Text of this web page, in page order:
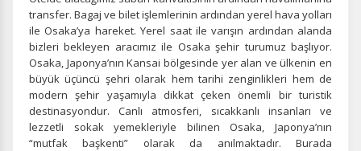
transfer. Bagaj ve bilet işlemlerinin ardından yerel hava yolları
ile Osaka’ya hareket. Yerel saat ile varışın ardından alanda
bizleri bekleyen aracımız ile Osaka şehir turumuz başlıyor.
Osaka, Japonya’nın Kansai bölgesinde yer alan ve ülkenin en
büyük üçüncü şehri olarak hem tarihi zenginlikleri hem de
modern şehir yaşamıyla dikkat çeken önemli bir turistik
destinasyondur. Canlı atmosferi, sıcakkanlı insanları ve
lezzetli sokak yemekleriyle bilinen Osaka, Japonya’nın
“mutfak başkenti” olarak da anılmaktadır. Burada